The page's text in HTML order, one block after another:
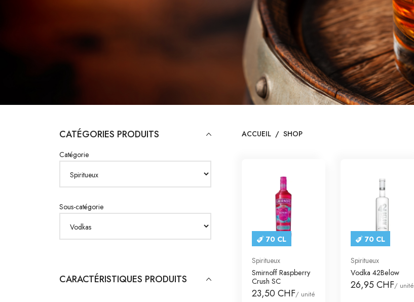
CATÉGORIES PRODUITS
Catégorie
Sous-catégorie
CARACTÉRISTIQUES PRODUITS
ACCUEIL / SHOP
70 CL
Spiritueux
Smirnoff Raspberry
Crush SC
23,50 CHF/ unité
70 CL
Spiritueux
Vodka 42Below
26,95 CHF/ unité